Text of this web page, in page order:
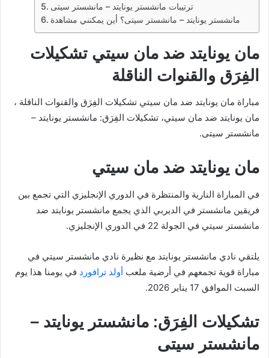
ترتيبات مانشستر يونايتد – مانشستر سيتى
أين يمكنني مشاهدة ‎مانشستر يونايتد – مانشستر سيتى؟
مان يونايتد ضد مان سيتي تشكيلات
الفِرَق والقنوات الناقلة
مباراة مان يونايتد ضد مان سيتي تشكيلات الفِرَق والقنوات الناقلة ،
مان يونايتد ضد مان سيتي، تشكيلات الفِرَق: مانشستر يونايتد –
مانشستر سيتى.
مان يونايتد ضد مان سيتي
في المباراة النارية والمنتظرة في الدوري الإنجليزي التي تجمع بين
فريقين مانشستر في الديربي الذي يجمع مانشستر يونايتد ضد
مانشستر سيتي في الجولة 22 في الدوري الإنجليزي.
يلتقي نادي مانشستر يونايتد مع نظيرة نادي مانشستر سيتي في
مباراة قوية تجمعهم في أرضية ملعب أولد ترافورد في يومنا هذا يوم
السبت الموافق 17 يناير 2026.
تشكيلات الفِرَق: مانشستر يونايتد –
مانشستر سيتى